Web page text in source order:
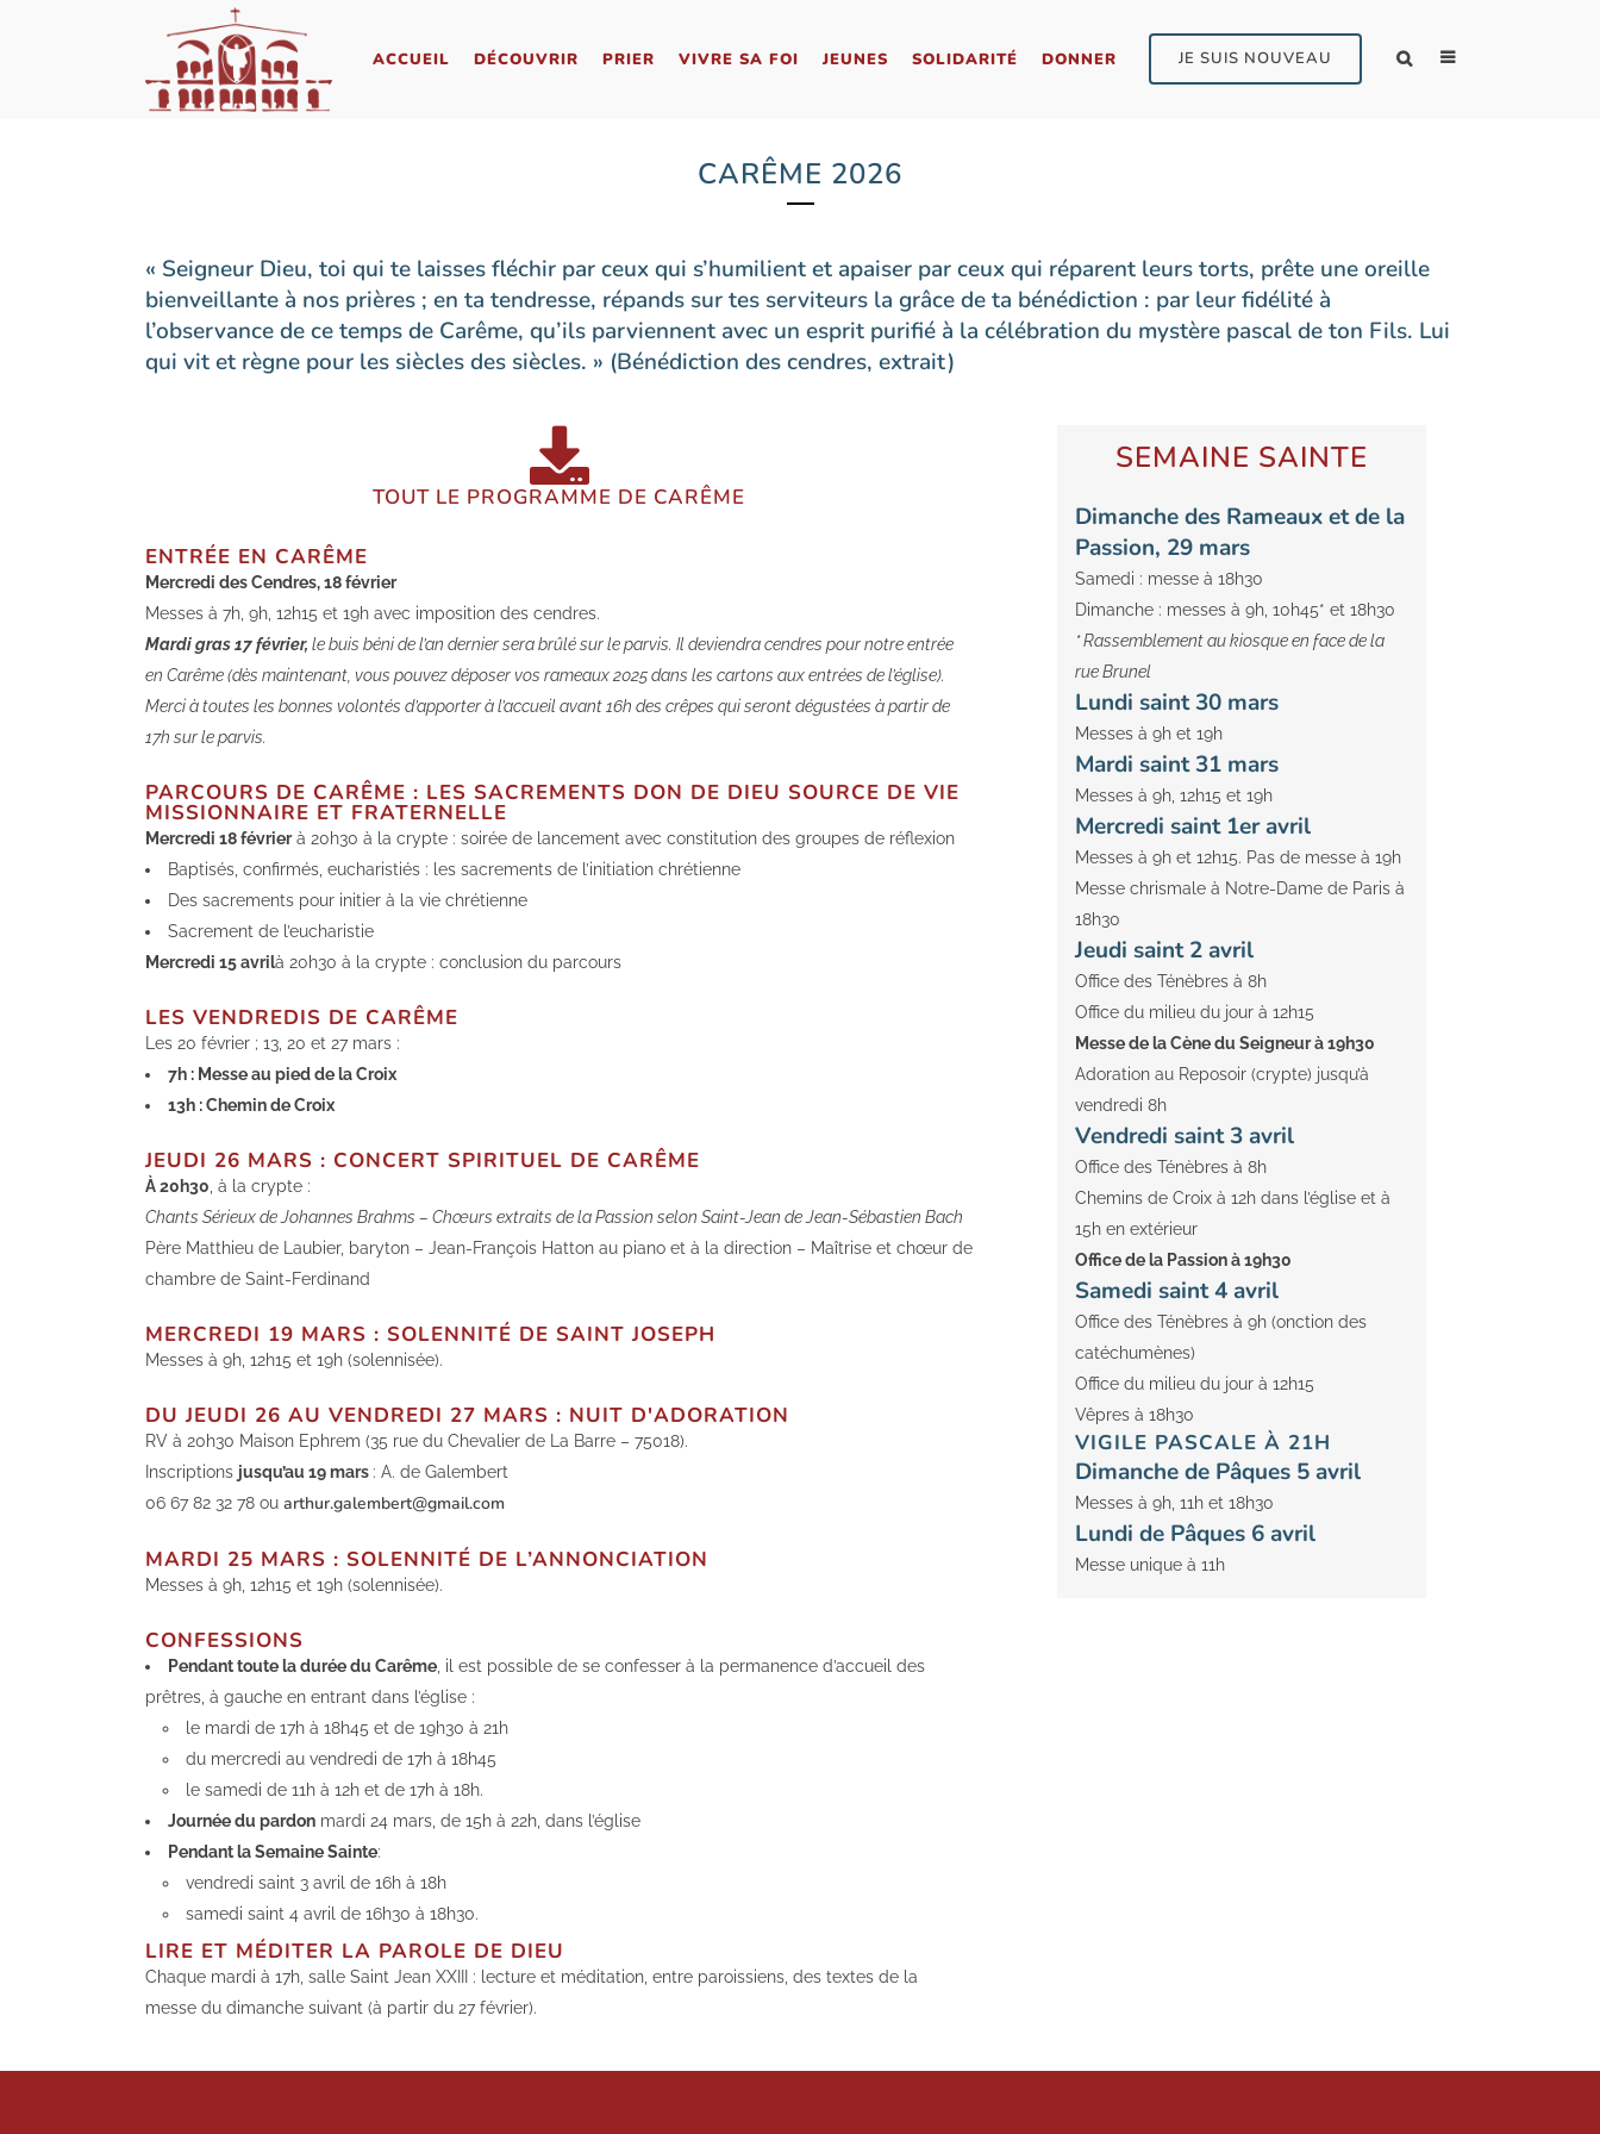
JE SUIS NOUVEAU
ACCUEIL DÉCOUVRIR
LES ÉQUIPES PAROISSIALES
NOUS CONTACTER
DEMANDER UN CERTIFICAT DE
LA BIBLIOTHÈQUE
LES RENCONTRES DES TERNES
ART CULTURE ET FOI
L’ÉCOLE BLANCHE DE CASTILLE
LES AVOCATS DE SAINT FERD
L’ACCUEIL LOUIS ET ZÉLIE
LA RECHERCHE D’EMPLOI
PRIER VIVRE SA FOI
LES SACREMENTS POUR LES JEUNES
PRENDRE LE CHEMIN DE LA FOI,
SE PRÉPARER AU MARIAGE
CELLULES PAROISSIALES
D’ÉVANGÉLISATION
PÈRES DE FAMILLE
ENTREPRENEURS ET DIRIGEANTS
CHOEURS D’ADULTES
MÈRES DE FAMILLE
PÈLERINAGES
FORMATION DES RESPONSABLES
JEUNES SOLIDARITÉ DONNER
CARÊME 2026
« Seigneur Dieu, toi qui te laisses fléchir par ceux qui s’humilient et apaiser par ceux qui réparent leurs torts, prête une oreille
bienveillante à nos prières ; en ta tendresse, répands sur tes serviteurs la grâce de ta bénédiction : par leur fidélité à
l’observance de ce temps de Carême, qu’ils parviennent avec un esprit purifié à la célébration du mystère pascal de ton Fils. Lui
qui vit et règne pour les siècles des siècles. » (Bénédiction des cendres, extrait)
TOUT LE PROGRAMME DE CARÊME
ENTRÉE EN CARÊME
Mercredi des Cendres, 18 février
Messes à 7h, 9h, 12h15 et 19h avec imposition des cendres.
Mardi gras 17 février, le buis béni de l’an dernier sera brûlé sur le parvis. Il deviendra cendres pour notre entrée
en Carême (dès maintenant, vous pouvez déposer vos rameaux 2025 dans les cartons aux entrées de l’église).
Merci à toutes les bonnes volontés d’apporter à l’accueil avant 16h des crêpes qui seront dégustées à partir de
17h sur le parvis.
PARCOURS DE CARÊME : LES SACREMENTS DON DE DIEU SOURCE DE VIE
MISSIONNAIRE ET FRATERNELLE
Mercredi 18 févrierà 20h30 à la crypte : soirée de lancement avec constitution des groupes de réflexion
Baptisés, confirmés, eucharistiés : les sacrements de l’initiation chrétienne
Des sacrements pour initier à la vie chrétienne
Sacrement de l’eucharistie
Mercredi 15 avrilà 20h30 à la crypte : conclusion du parcours
LES VENDREDIS DE CARÊME
Les 20 février ; 13, 20 et 27 mars :
7h : Messe au pied de la Croix
13h : Chemin de Croix
JEUDI 26 MARS : CONCERT SPIRITUEL DE CARÊME
À 20h30 , à la crypte :
Chants Sérieux de Johannes Brahms – Chœurs extraits de la Passion selon Saint-Jean de Jean-Sébastien Bach
Père Matthieu de Laubier, baryton – Jean-François Hatton au piano et à la direction – Maîtrise et chœur de
chambre de Saint-Ferdinand
MERCREDI 19 MARS : SOLENNITÉ DE SAINT JOSEPH
Messes à 9h, 12h15 et 19h (solennisée).
DU JEUDI 26 AU VENDREDI 27 MARS : NUIT D'ADORATION
RV à 20h30 Maison Ephrem (35 rue du Chevalier de La Barre – 75018).
Inscriptions jusqu’au 19 mars : A. de Galembert
06 67 82 32 78 ou arthur.galembert@gmail.com
MARDI 25 MARS : SOLENNITÉ DE L’ANNONCIATION
Messes à 9h, 12h15 et 19h (solennisée).
CONFESSIONS
Pendant toute la durée du Carême , il est possible de se confesser à la permanence d’accueil des
prêtres, à gauche en entrant dans l’église :
le mardi de 17h à 18h45 et de 19h30 à 21h
du mercredi au vendredi de 17h à 18h45
le samedi de 11h à 12h et de 17h à 18h.
Journée du pardon mardi 24 mars, de 15h à 22h, dans l’église
Pendant la Semaine Sainte:
vendredi saint 3 avril de 16h à 18h
samedi saint 4 avril de 16h30 à 18h30.
LIRE ET MÉDITER LA PAROLE DE DIEU
Chaque mardi à 17h, salle Saint Jean XXIII : lecture et méditation, entre paroissiens, des textes de la
messe du dimanche suivant (à partir du 27 février).
SEMAINE SAINTE
Dimanche des Rameaux et de la
Passion, 29 mars
Samedi : messe à 18h30
Dimanche : messes à 9h, 10h45* et 18h30
* Rassemblement au kiosque en face de la
rue Brunel
Lundi saint 30 mars
Messes à 9h et 19h
Mardi saint 31 mars
Messes à 9h, 12h15 et 19h
Mercredi saint 1er avril
Messes à 9h et 12h15. Pas de messe à 19h
Messe chrismale à Notre-Dame de Paris à
18h30
Jeudi saint 2 avril
Office des Ténèbres à 8h
Office du milieu du jour à 12h15
Messe de la Cène du Seigneur à 19h30
Adoration au Reposoir (crypte) jusqu’à
vendredi 8h
Vendredi saint 3 avril
Office des Ténèbres à 8h
Chemins de Croix à 12h dans l’église et à
15h en extérieur
Office de la Passion à 19h30
Samedi saint 4 avril
Office des Ténèbres à 9h (onction des
catéchumènes)
Office du milieu du jour à 12h15
Vêpres à 18h30
VIGILE PASCALE À 21H
Dimanche de Pâques 5 avril
Messes à 9h, 11h et 18h30
Lundi de Pâques 6 avril
Messe unique à 11h